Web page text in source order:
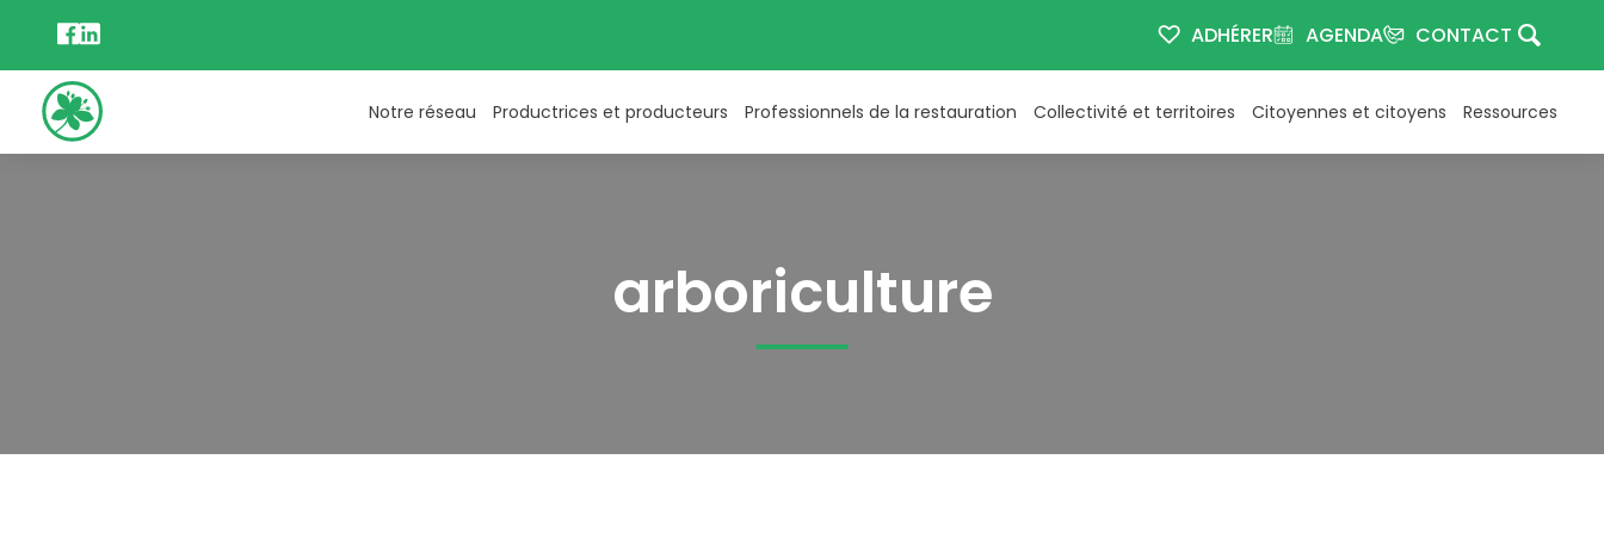
ADHÉRER AGENDA CONTACT
Notre réseau Productrices et producteurs Professionnels de la restauration Collectivité et territoires Citoyennes et citoyens Ressources
arboriculture